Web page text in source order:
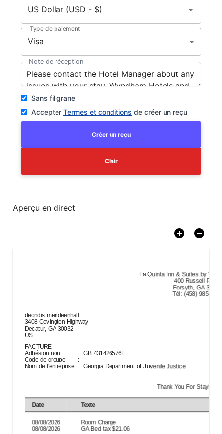
Type de paiement
Visa
Note de réception
Sans filigrane
Accepter Termes et conditions de créer un reçu
Créer un reçu
Clair
Aperçu en direct
La Quinta Inn & Suites by
400 Russell Pkwy
Forsyth, GA 31029
Tél:(458) 985-
deondis mendeenhall
3408 Covington Highway
Decatur, GA 30032
US
FACTURE
Adhésion non
:GB 431426576E
Code de groupe
:
Nom de l'entreprise :Georgia Department of Juvenile Justice
Thank You For Staying
Date Texte
08/08/2026
Room Charge
08/08/2026
GA Bed tax $21.06